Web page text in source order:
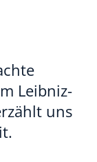
Leibniz-
uns